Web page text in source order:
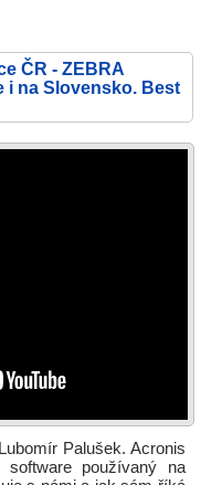
ČR - ZEBRA
i na Slovensko. Best
Palušek. Acronis
používaný na